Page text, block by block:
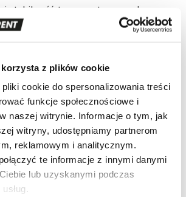
z plików cookie
cookie do spersonalizowania treści
funkcje społecznościowe i
naszej witrynie. Informacje o tym, jak
witryny, udostępniamy partnerom
reklamowym i analitycznym.
te informacje z innymi danymi
lub uzyskanymi podczas
i stabilność transportowanych